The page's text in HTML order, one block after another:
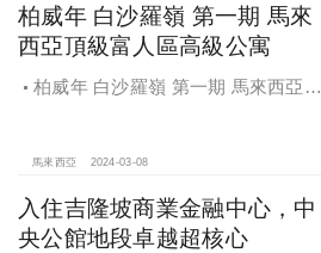
柏威年 白沙羅嶺 第一期 馬來
西亞頂級富人區高級公寓
柏威年 白沙羅嶺 第一期 馬來西亞頂
目，為住戶打造出的富裕生活圈
馬來西亞 2024-03-08
入住吉隆坡商業金融中心，中
央公館地段卓越超核心